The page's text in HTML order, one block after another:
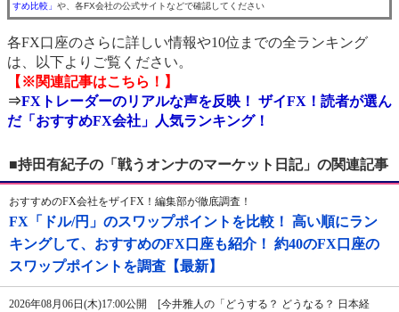
すめ比較」 や、各FX会社の公式サイトなどで確認してください
各FX口座のさらに詳しい情報や10位までの全ランキング
は、以下よりご覧ください。
【※関連記事はこちら！】
⇒FXトレーダーのリアルな声を反映！ ザイFX！読者が選ん
だ「おすすめFX会社」人気ランキング！
■持田有紀子の「戦うオンナのマーケット日記」の関連記事
おすすめのFX会社をザイFX！編集部が徹底調査！
FX「ドル/円」のスワップポイントを比較！ 高い順にラン
キングして、おすすめのFX口座も紹介！ 約40のFX口座の
スワップポイントを調査【最新】
2026年08月06日(木)17:00公開 [今井雅人の「どうする？ どうなる？ 日本経